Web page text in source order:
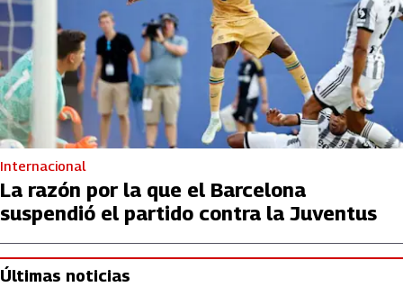
Internacional
La razón por la que el Barcelona
suspendió el partido contra la Juventus
Últimas noticias